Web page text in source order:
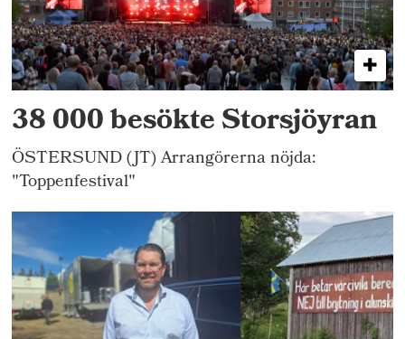
38 000 besökte Storsjöyran
ÖSTERSUND (JT) Arrangörerna nöjda:
"Toppenfestival"